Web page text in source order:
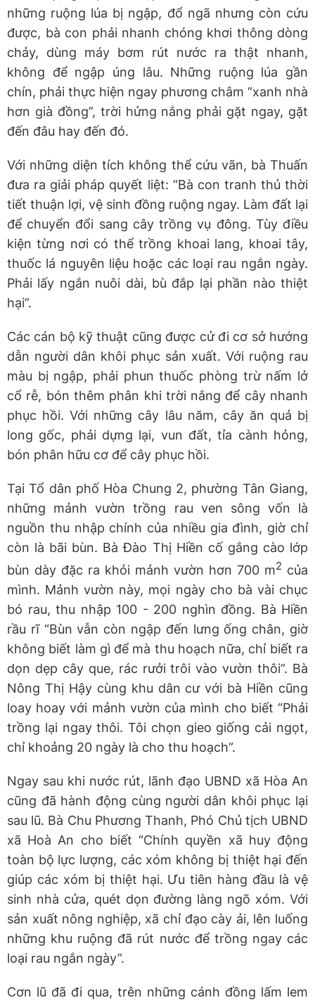
những ruộng lúa bị ngập, đổ ngã nhưng còn cứu
được, bà con phải nhanh chóng khơi thông dòng
chảy, dùng máy bơm rút nước ra thật nhanh,
không để ngập úng lâu. Những ruộng lúa gần
chín, phải thực hiện ngay phương châm “xanh nhà
hơn già đồng”, trời hửng nắng phải gặt ngay, gặt
đến đâu hay đến đó.
Với những diện tích không thể cứu vãn, bà Thuấn
đưa ra giải pháp quyết liệt: “Bà con tranh thủ thời
tiết thuận lợi, vệ sinh đồng ruộng ngay. Làm đất lại
để chuyển đổi sang cây trồng vụ đông. Tùy điều
kiện từng nơi có thể trồng khoai lang, khoai tây,
thuốc lá nguyên liệu hoặc các loại rau ngắn ngày.
Phải lấy ngắn nuôi dài, bù đắp lại phần nào thiệt
hại”.
Các cán bộ kỹ thuật cũng được cử đi cơ sở hướng
dẫn người dân khôi phục sản xuất. Với ruộng rau
màu bị ngập, phải phun thuốc phòng trừ nấm lở
cổ rễ, bón thêm phân khi trời nắng để cây nhanh
phục hồi. Với những cây lâu năm, cây ăn quả bị
long gốc, phải dựng lại, vun đất, tỉa cành hỏng,
bón phân hữu cơ để cây phục hồi.
Tại Tổ dân phố Hòa Chung 2, phường Tân Giang,
những mảnh vườn trồng rau ven sông vốn là
nguồn thu nhập chính của nhiều gia đình, giờ chỉ
còn là bãi bùn. Bà Đào Thị Hiền cố gắng cào lớp
bùn dày đặc ra khỏi mảnh vườn hơn 700 m2 của
mình. Mảnh vườn này, mọi ngày cho bà vài chục
bó rau, thu nhập 100 - 200 nghìn đồng. Bà Hiền
rầu rĩ “Bùn vẫn còn ngập đến lưng ống chân, giờ
không biết làm gì để mà thu hoạch nữa, chỉ biết ra
dọn dẹp cây que, rác rưởi trôi vào vườn thôi”. Bà
Nông Thị Hậy cùng khu dân cư với bà Hiền cũng
loay hoay với mảnh vườn của mình cho biết “Phải
trồng lại ngay thôi. Tôi chọn gieo giống cải ngọt,
chỉ khoảng 20 ngày là cho thu hoạch”.
Ngay sau khi nước rút, lãnh đạo UBND xã Hòa An
cũng đã hành động cùng người dân khôi phục lại
sau lũ. Bà Chu Phương Thanh, Phó Chủ tịch UBND
xã Hoà An cho biết “Chính quyền xã huy động
toàn bộ lực lượng, các xóm không bị thiệt hại đến
giúp các xóm bị thiệt hại. Ưu tiên hàng đầu là vệ
sinh nhà cửa, quét dọn đường làng ngõ xóm. Với
sản xuất nông nghiệp, xã chỉ đạo cày ải, lên luống
những khu ruộng đã rút nước để trồng ngay các
loại rau ngắn ngày”.
Cơn lũ đã đi qua, trên những cánh đồng lấm lem